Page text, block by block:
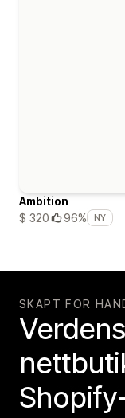
Ambition
$ 320
96% NY
SKAPT FOR